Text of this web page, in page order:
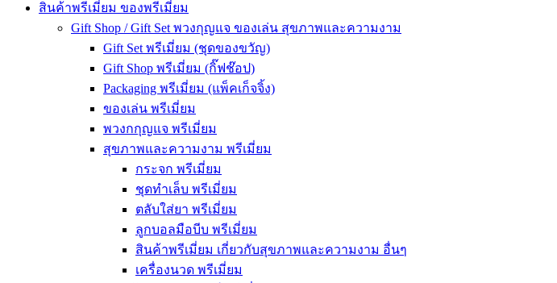
สินค้าพรีเมี่ยม ของพรีเมี่ยม
Gift Shop / Gift Set พวงกุญแจ ของเล่น สุขภาพและความงาม
Gift Set พรีเมี่ยม (ชุดของขวัญ)
Gift Shop พรีเมี่ยม (กิ๊ฟช๊อป)
Packaging พรีเมี่ยม (แพ็คเก็จจิ้ง)
ของเล่น พรีเมี่ยม
พวงกกุญแจ พรีเมี่ยม
สุขภาพและความงาม พรีเมี่ยม
กระจก พรีเมี่ยม
ชุดทำเล็บ พรีเมี่ยม
ตลับใส่ยา พรีเมี่ยม
ลูกบอลมือบีบ พรีเมี่ยม
สินค้าพรีเมี่ยม เกี่ยวกับสุขภาพและความงาม อื่นๆ
เครื่องนวด พรีเมี่ยม